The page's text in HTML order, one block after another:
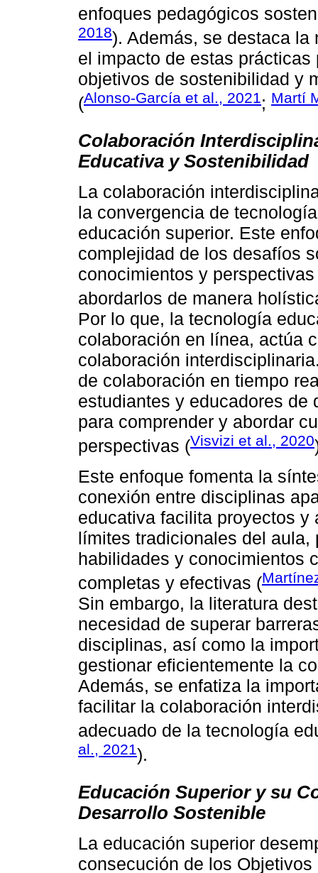
enfoques pedagógicos
2018). Además, se destaca
el impacto de estas
objetivos de sostenibilidad y
(Alonso-García et al., 2021; Martí
Colaboración
Educativa y Sostenibilidad
La colaboración
la convergencia de
educación superior. Este
complejidad de los desafíos
conocimientos y
abordarlos de manera
Por lo que, la tecnología
colaboración en línea, actúa
colaboración
de colaboración en tiempo
estudiantes y educadores de
para comprender y abordar
perspectivas (Visvizi et al., 2020
Este enfoque fomenta la
conexión entre disciplinas
educativa facilita proyectos
límites tradicionales del
habilidades y conocimientos
completas y efectivas (
Sin embargo, la literatura
necesidad de superar
disciplinas, así como la
gestionar eficientemente la
Además, se enfatiza la
facilitar la colaboración
adecuado de la tecnología
al., 2021).
Educación Superior y su
Desarrollo Sostenible
La educación superior
consecución de los